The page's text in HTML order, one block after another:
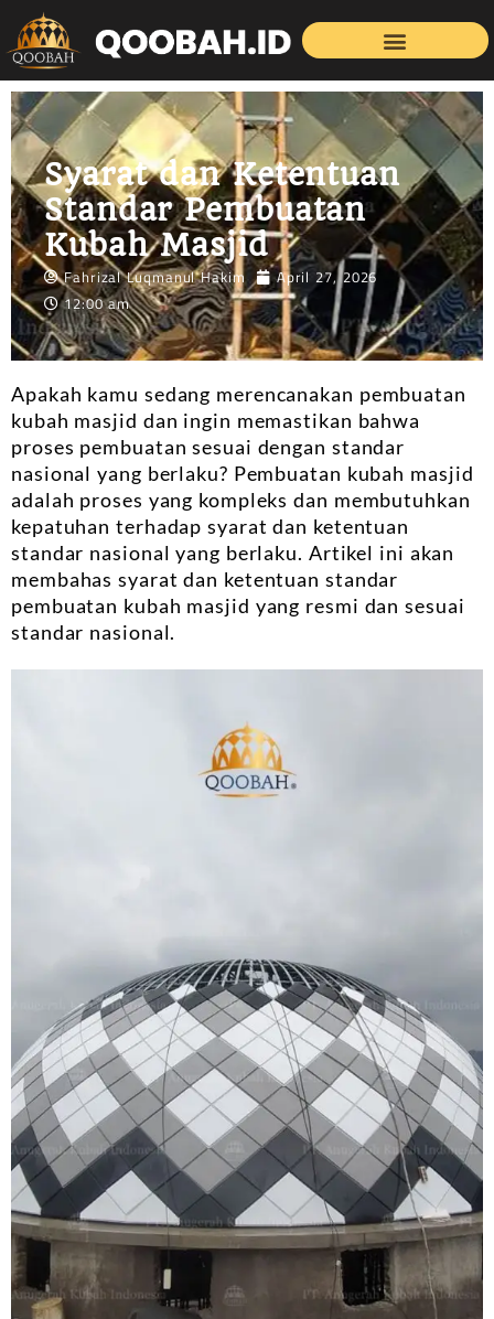
Syarat dan Ketentuan
Standar Pembuatan
Kubah Masjid
Fahrizal Luqmanul Hakim
April 27, 2026
12:00 am
Apakah kamu sedang merencanakan pembuatan
kubah masjid dan ingin memastikan bahwa
proses pembuatan sesuai dengan standar
nasional yang berlaku? Pembuatan kubah masjid
adalah proses yang kompleks dan membutuhkan
kepatuhan terhadap syarat dan ketentuan
standar nasional yang berlaku. Artikel ini akan
membahas syarat dan ketentuan standar
pembuatan kubah masjid yang resmi dan sesuai
standar nasional.